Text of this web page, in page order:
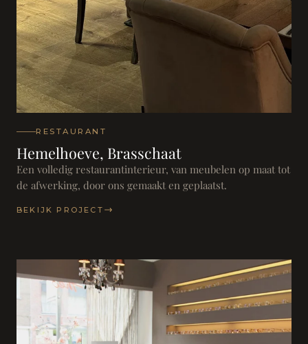
RESTAURANT
Hemelhoeve, Brasschaat
Een volledig restaurantinterieur, van meubelen op maat tot
de afwerking, door ons gemaakt en geplaatst.
BEKIJK PROJECT